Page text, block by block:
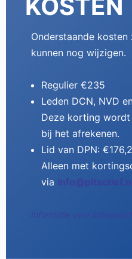
KOSTEN
Onderstaande
kunnen nog wijzigen.
Regulier €235
Leden DCN, NVD
Deze korting
bij het afrekenen.
Lid van DPN:
Alleen met
via info@pitactief.nl
Informatie over